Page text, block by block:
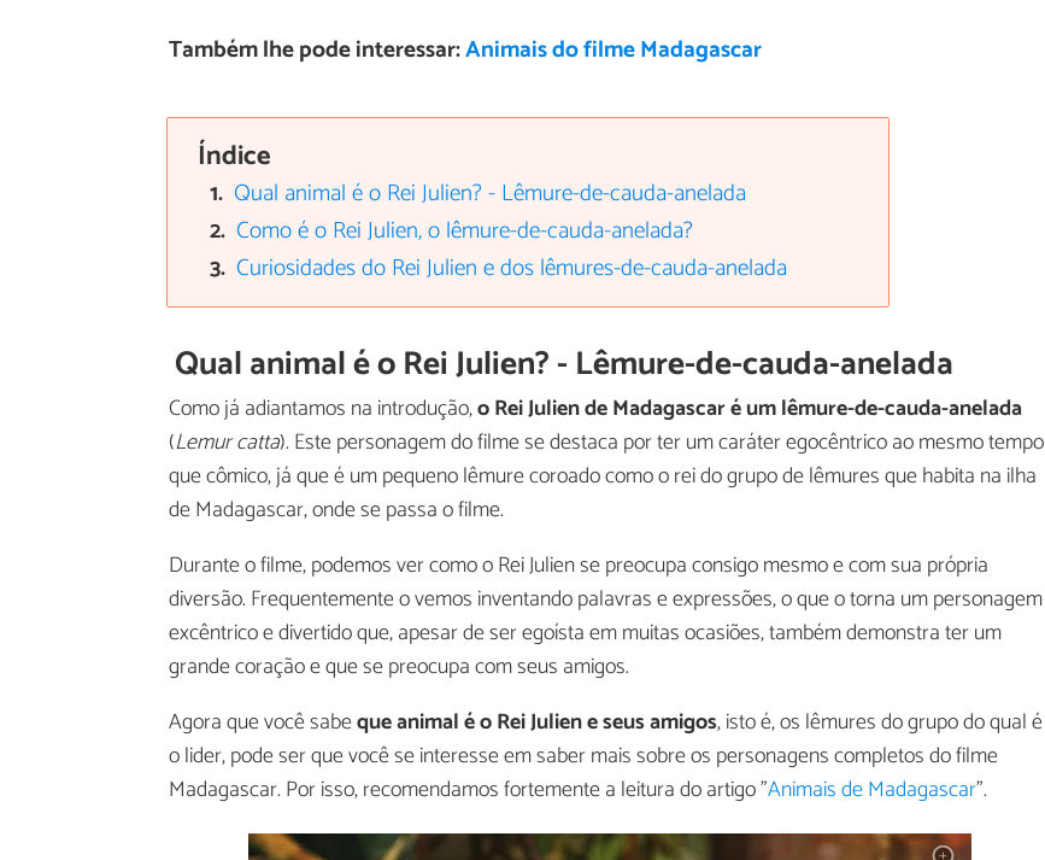
Também lhe pode interessar:Animais do filme Madagascar
Índice
Qual animal é o Rei Julien? - Lêmure-de-cauda-anelada
Como é o Rei Julien, o lêmure-de-cauda-anelada?
Curiosidades do Rei Julien e dos lêmures-de-cauda-anelada
Qual animal é o Rei Julien? - Lêmure-de-cauda-anelada
Como já adiantamos na introdução,o Rei Julien de Madagascar é um lêmure-de-cauda-anelada
(Lemur catta). Este personagem do filme se destaca por ter um caráter egocêntrico ao mesmo tempo
que cômico, já que é um pequeno lêmure coroado como o rei do grupo de lêmures que habita na ilha
de Madagascar, onde se passa o filme.
Durante o filme, podemos ver como o Rei Julien se preocupa consigo mesmo e com sua própria
diversão. Frequentemente o vemos inventando palavras e expressões, o que o torna um personagem
excêntrico e divertido que, apesar de ser egoísta em muitas ocasiões, também demonstra ter um
grande coração e que se preocupa com seus amigos.
Agora que você sabeque animal é o Rei Julien e seus amigos, isto é, os lêmures do grupo do qual é
o lider, pode ser que você se interesse em saber mais sobre os personagens completos do filme
Madagascar. Por isso, recomendamos fortemente a leitura do artigo "Animais de Madagascar".